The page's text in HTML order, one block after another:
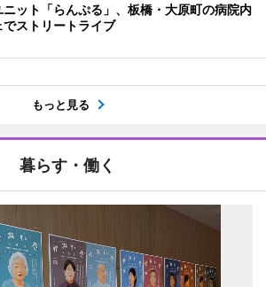
ニット「らんぷる」、板橋・大原町の病院内
でストリートライブ
もっと見る
暮らす・働く